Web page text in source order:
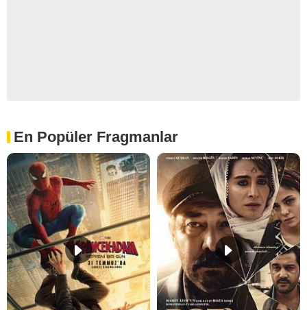
En Popüler Fragmanlar